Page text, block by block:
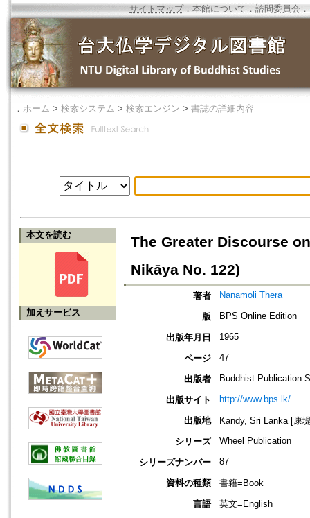
サイトマップ．本館について ． 諮問委員会 ．
． ホーム > 検索システム > 検索エンジン > 書誌の詳細内容
本文を読む
加えサービス
The Greater Discourse
Nikāya No. 122)
著者 Nanamoli Thera
版 BPS Online Edition
出版年月日 1965
ページ 47
出版者 Buddhist Publication
出版サイト http://www.bps.lk/
出版地
Kandy, Sri Lanka [康
シリーズ
Wheel Publication
シリーズナンバー 87
資料の種類
書籍=Book
言語
英文=English